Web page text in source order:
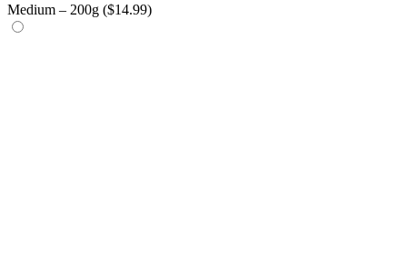
Medium – 200g ($14.99)